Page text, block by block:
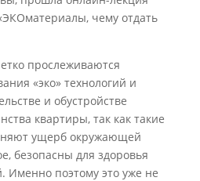
чему отдать
прослеживаются
«эко» технологий и
и обустройстве
квартиры, так как такие
ущерб окружающей
безопасны для здоровья
поэтому это уже не